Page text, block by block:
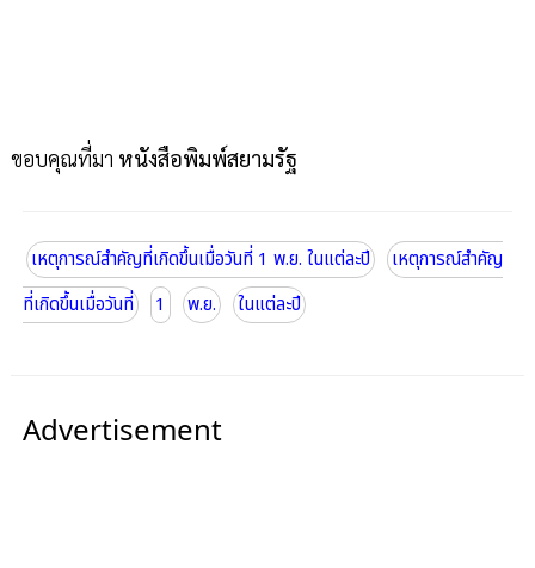
ขอบคุณที่มา หนังสือพิมพ์สยามรัฐ
เหตุการณ์สำคัญที่เกิดขึ้นเมื่อวันที่ 1 พ.ย. ในแต่ละปี
เหตุการณ์สำคัญ
ที่เกิดขึ้นเมื่อวันที่
1 พ.ย. ในแต่ละปี
Advertisement